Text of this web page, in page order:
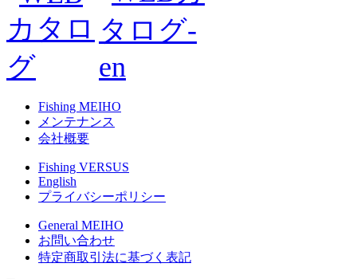
Fishing MEIHO
メンテナンス
会社概要
Fishing VERSUS
English
プライバシーポリシー
General MEIHO
お問い合わせ
特定商取引法に基づく表記